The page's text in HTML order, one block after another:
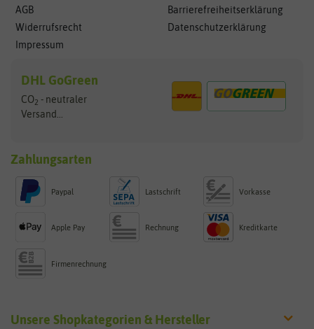
AGB
Widerrufsrecht
Impressum
Barrierefreiheitserklärung
Datenschutzerklärung
DHL GoGreen
CO2 - neutraler
Versand...
Zahlungsarten
Paypal Lastschrift Vorkasse
Apple Pay Rechnung Kreditkarte
Firmenrechnung
Unsere Shopkategorien & Hersteller